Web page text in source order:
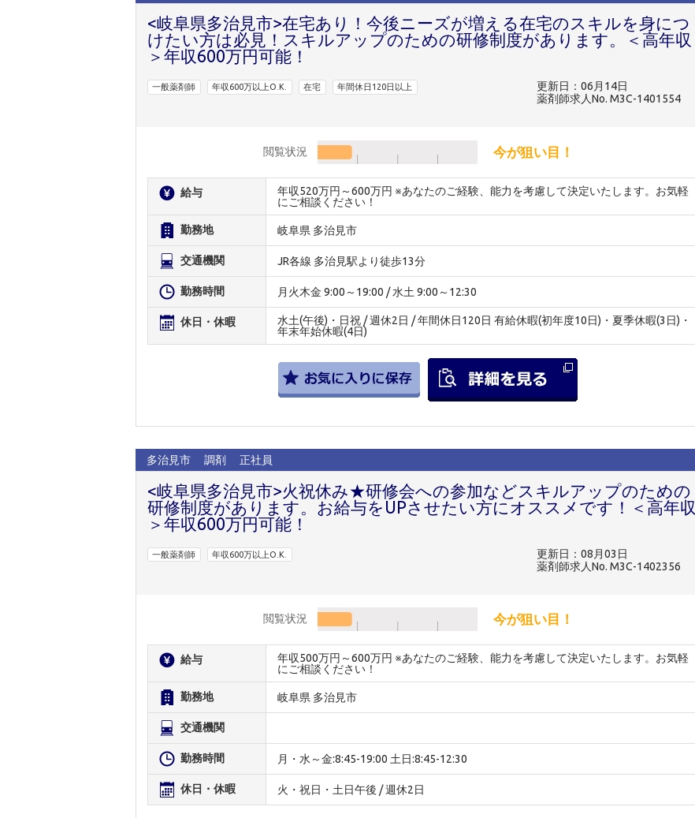
<岐阜県多治見市>在宅あり！今後ニーズが増える在宅のスキルを身につ
けたい方は必見！スキルアップのための研修制度があります。＜高年収
＞年収600万円可能！
一般薬剤師 年収600万以上O.K. 在宅 年間休日120日以上
更新日：06月14日
薬剤師求人No. M3C-1401554
閲覧状況 今が狙い目！
給与
年収520万円～600万円 ※あなたのご経験、能力を考慮して決定いたします。お気軽
にご相談ください！
勤務地 岐阜県 多治見市
交通機関 JR各線 多治見駅より徒歩13分
勤務時間 月火木金 9:00～19:00 / 水土 9:00～12:30
休日・休暇
水土(午後)・日祝 / 週休2日 / 年間休日120日 有給休暇(初年度10日)・夏季休暇(3日)・
年末年始休暇(4日)
多治見市 調剤 正社員
<岐阜県多治見市>火祝休み★研修会への参加などスキルアップのための
研修制度があります。お給与をUPさせたい方にオススメです！＜高年収
＞年収600万円可能！
一般薬剤師 年収600万以上O.K.
更新日：08月03日
薬剤師求人No. M3C-1402356
閲覧状況 今が狙い目！
給与
年収500万円～600万円 ※あなたのご経験、能力を考慮して決定いたします。お気軽
にご相談ください！
勤務地 岐阜県 多治見市
交通機関
勤務時間 月・水～金:8:45-19:00 土日:8:45-12:30
休日・休暇 火・祝日・土日午後 / 週休2日